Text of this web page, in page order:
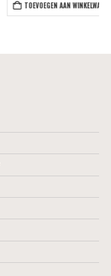
TOEVOEGEN AAN WINKELWAGEN